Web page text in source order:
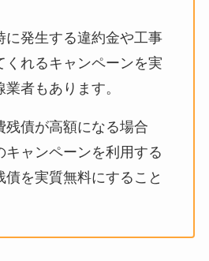
に発生する違約金や工事
くれるキャンペーンを実
者もあります。
残債が高額になる場合
キャンペーンを利用する
債を実質無料にすること